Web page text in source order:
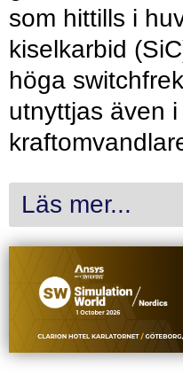
som hittills i
kiselkarbid
höga
utnyttjas även
Läs mer...